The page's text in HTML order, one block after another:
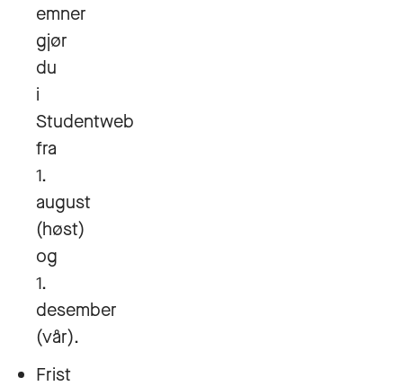
emner
gjør
du
i
Studentweb
fra
1.
august
(høst)
og
1.
desember
(vår).
Frist